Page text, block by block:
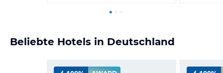
Beliebte Hotels in Deutschland